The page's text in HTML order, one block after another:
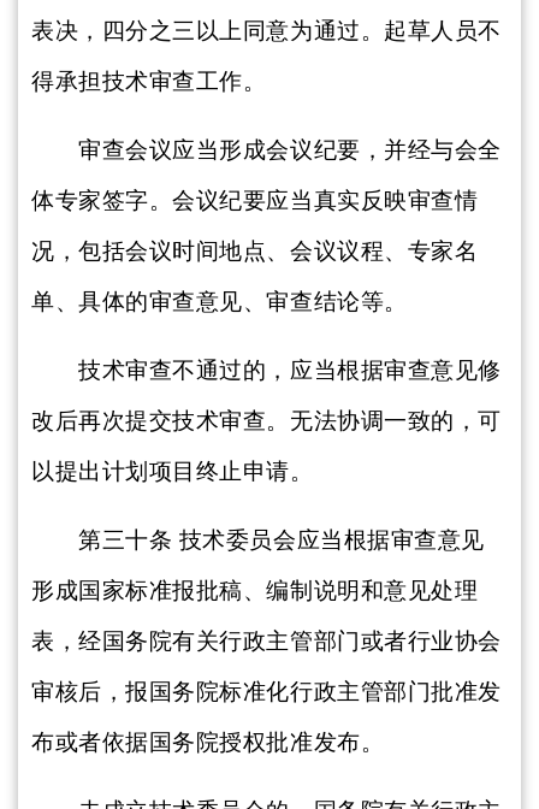
表决，四分之三以上同意为通过。起草人员不
得承担技术审查工作。
审查会议应当形成会议纪要，并经与会全
体专家签字。会议纪要应当真实反映审查情
况，包括会议时间地点、会议议程、专家名
单、具体的审查意见、审查结论等。
技术审查不通过的，应当根据审查意见修
改后再次提交技术审查。无法协调一致的，可
以提出计划项目终止申请。
第三十条 技术委员会应当根据审查意见
形成国家标准报批稿、编制说明和意见处理
表，经国务院有关行政主管部门或者行业协会
审核后，报国务院标准化行政主管部门批准发
布或者依据国务院授权批准发布。